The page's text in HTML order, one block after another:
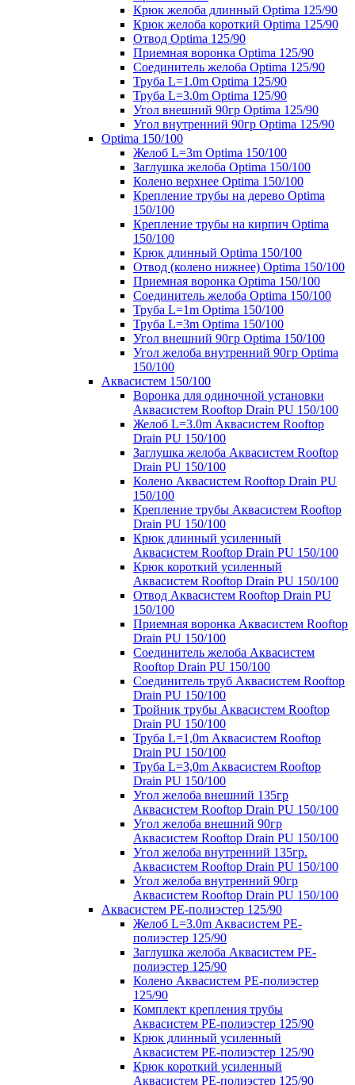
Крюк желоба длинный Optima 125/90
Крюк желоба короткий Optima 125/90
Отвод Optima 125/90
Приемная воронка Optima 125/90
Соединитель желоба Optima 125/90
Труба L=1.0m Optima 125/90
Труба L=3.0m Optima 125/90
Угол внешний 90гр Optima 125/90
Угол внутренний 90гр Optima 125/90
Optima 150/100
Желоб L=3m Optima 150/100
Заглушка желоба Optima 150/100
Колено верхнее Optima 150/100
Крепление трубы на дерево Optima
150/100
Крепление трубы на кирпич Optima
150/100
Крюк длинный Optima 150/100
Отвод (колено нижнее) Optima 150/100
Приемная воронка Optima 150/100
Соединитель желоба Optima 150/100
Труба L=1m Optima 150/100
Труба L=3m Optima 150/100
Угол внешний 90гр Optima 150/100
Угол желоба внутренний 90гр Optima
150/100
Аквасистем 150/100
Воронка для одиночной установки
Аквасистем Rooftop Drain PU 150/100
Желоб L=3.0m Аквасистем Rooftop
Drain PU 150/100
Заглушка желоба Аквасистем Rooftop
Drain PU 150/100
Колено Аквасистем Rooftop Drain PU
150/100
Крепление трубы Аквасистем Rooftop
Drain PU 150/100
Крюк длинный усиленный
Аквасистем Rooftop Drain PU 150/100
Крюк короткий усиленный
Аквасистем Rooftop Drain PU 150/100
Отвод Аквасистем Rooftop Drain PU
150/100
Приемная воронка Аквасистем Rooftop
Drain PU 150/100
Соединитель желоба Аквасистем
Rooftop Drain PU 150/100
Соединитель труб Аквасистем Rooftop
Drain PU 150/100
Тройник трубы Аквасистем Rooftop
Drain PU 150/100
Труба L=1,0m Аквасистем Rooftop
Drain PU 150/100
Труба L=3,0m Аквасистем Rooftop
Drain PU 150/100
Угол желоба внешний 135гр
Аквасистем Rooftop Drain PU 150/100
Угол желоба внешний 90гр
Аквасистем Rooftop Drain PU 150/100
Угол желоба внутренний 135гр.
Аквасистем Rooftop Drain PU 150/100
Угол желоба внутренний 90гр
Аквасистем Rooftop Drain PU 150/100
Аквасистем PE-полиэстер 125/90
Желоб L=3.0m Аквасистем PE-
полиэстер 125/90
Заглушка желоба Аквасистем PE-
полиэстер 125/90
Колено Аквасистем PE-полиэстер
125/90
Комплект крепления трубы
Аквасистем PE-полиэстер 125/90
Крюк длинный усиленный
Аквасистем PE-полиэстер 125/90
Крюк короткий усиленный
Аквасистем PE-полиэстер 125/90